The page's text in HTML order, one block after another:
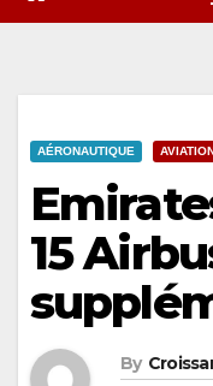
AÉRONAUTIQUE
15
By